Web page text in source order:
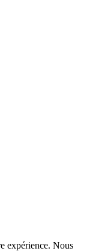
expérience. Nous